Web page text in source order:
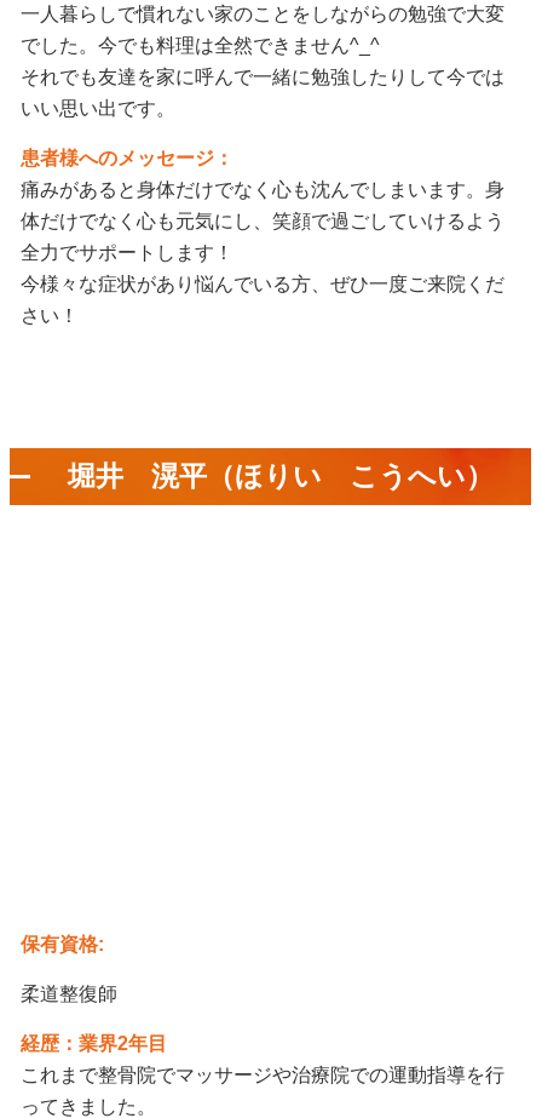
一人暮らしで慣れない家のことをしながらの勉強で大変
でした。今でも料理は全然できません^_^
それでも友達を家に呼んで一緒に勉強したりして今では
いい思い出です。
患者様へのメッセージ：
痛みがあると身体だけでなく心も沈んでしまいます。身
体だけでなく心も元気にし、笑顔で過ごしていけるよう
全力でサポートします！
今様々な症状があり悩んでいる方、ぜひ一度ご来院くだ
さい！
堀井 滉平（ほりい こうへい）
保有資格:
柔道整復師
経歴：業界2年目
これまで整骨院でマッサージや治療院での運動指導を行
ってきました。